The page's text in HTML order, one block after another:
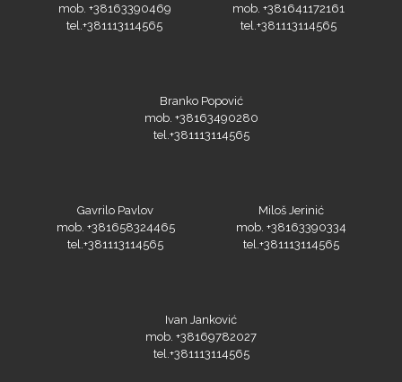
mob. +38163390469
tel.+381113114565
mob. +381641172161
tel.+381113114565
Branko Popović
mob. +38163490280
tel.+381113114565
Gavrilo Pavlov
mob. +381658324465
tel.+381113114565
Miloš Jerinić
mob. +38163390334
tel.+381113114565
Ivan Janković
mob. +38169782027
tel.+381113114565